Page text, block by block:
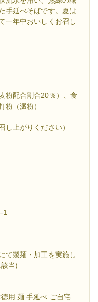
手延べそばです。夏は
一年中おいしくお召し
粉配合割合20％）、食
粉（澱粉）
し上がりください）
1
て製麺・加工を実施し
当)
用 麺 手延べ ご自宅